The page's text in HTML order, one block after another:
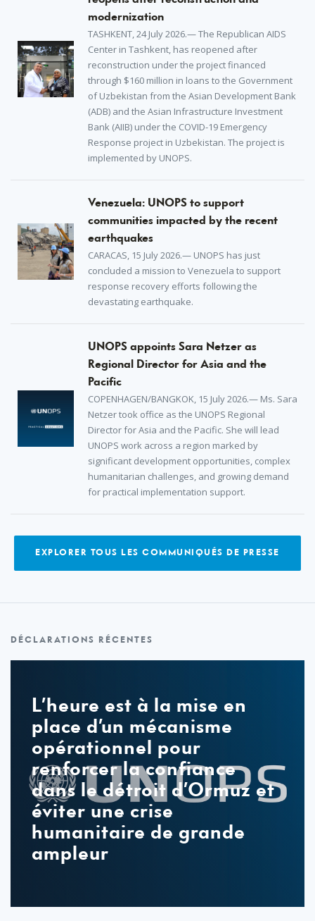
modernization
TASHKENT, 24 July 2026.— The Republican AIDS
Center in Tashkent, has reopened after
reconstruction under the project financed
through $160 million in loans to the Government
of Uzbekistan from the Asian Development Bank
(ADB) and the Asian Infrastructure Investment
Bank (AIIB) under the COVID-19 Emergency
Response project in Uzbekistan. The project is
implemented by UNOPS.
Venezuela: UNOPS to support
communities impacted by the recent
earthquakes
CARACAS, 15 July 2026.— UNOPS has just
concluded a mission to Venezuela to support
response recovery efforts following the
devastating earthquake.
UNOPS appoints Sara Netzer as
Regional Director for Asia and the
Pacific
COPENHAGEN/BANGKOK, 15 July 2026.— Ms. Sara
Netzer took office as the UNOPS Regional
Director for Asia and the Pacific. She will lead
UNOPS work across a region marked by
significant development opportunities, complex
humanitarian challenges, and growing demand
for practical implementation support.
EXPLORER TOUS LES COMMUNIQUÉS DE PRESSE
Déclarations
récentes
DÉCLARATIONS RÉCENTES
L’heure est à la mise en
place d’un mécanisme
opérationnel pour
renforcer la confiance
dans le détroit d’Ormuz et
éviter une crise
humanitaire de grande
ampleur